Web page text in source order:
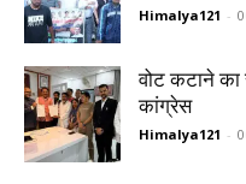
Himalya121 -
वोट कटाने का
कांग्रेस
Himalya121 -